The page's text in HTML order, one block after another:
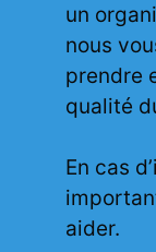
un
nous
prendre
qualité
En cas
aider.